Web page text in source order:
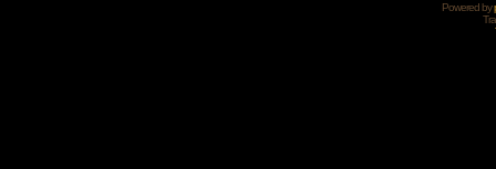
Powered by